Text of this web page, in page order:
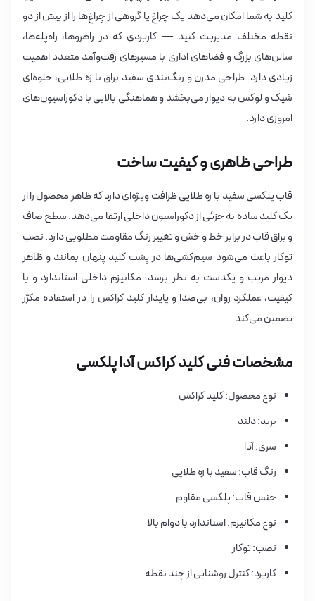
کلید به شما امکان می‌دهد یک چراغ یا گروهی از چراغ‌ها را از بیش از دو
نقطه مختلف مدیریت کنید — کاربردی که در راهروها، راه‌پله‌ها،
سالن‌های بزرگ و فضاهای اداری با مسیرهای رفت‌وآمد متعدد اهمیت
زیادی دارد. طراحی مدرن و رنگ‌بندی سفید براق با زه طلایی، جلوه‌ای
شیک و لوکس به دیوار می‌بخشد و هماهنگی بالایی با دکوراسیون‌های
امروزی دارد.
طراحی ظاهری و کیفیت ساخت
قاب پلکسی سفید با زه طلایی ظرافت ویژه‌ای دارد که ظاهر محصول را از
یک کلید ساده به جزئی از دکوراسیون داخلی ارتقا می‌دهد. سطح صاف
و براق قاب در برابر خط و خش و تغییر رنگ مقاومت مطلوبی دارد. نصب
توکار باعث می‌شود سیم‌کشی‌ها در پشت کلید پنهان بمانند و ظاهر
دیوار مرتب و یکدست به نظر برسد. مکانیزم داخلی استاندارد و با
کیفیت، عملکرد روان، بی‌صدا و پایدار کلید کراکس را در استفاده مکرّر
تضمین می‌کند.
مشخصات فنی کلید کراکس آدا پلکسی
نوع محصول: کلید کراکس
برند: دلند
سری: آدا
رنگ قاب: سفید با زه طلایی
جنس قاب: پلکسی مقاوم
نوع مکانیزم: استاندارد با دوام بالا
نصب: توکار
کاربرد: کنترل روشنایی از چند نقطه